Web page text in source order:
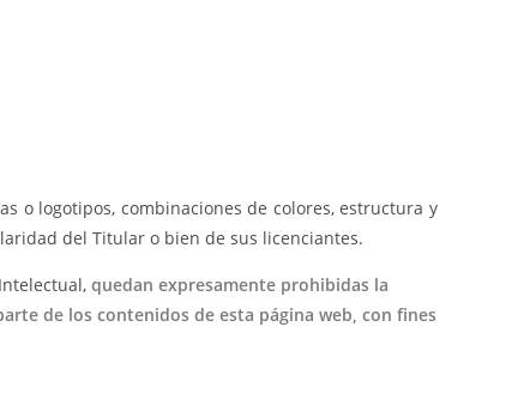
o logotipos, combinaciones de colores, estructura y
del Titular o bien de sus licenciantes.
quedan expresamente prohibidas la
de los contenidos de esta página web, con fines